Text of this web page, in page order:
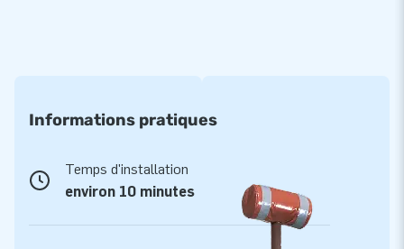
- Un design réaliste qui attire les regards
êtes sûr de proposer un produit diversifié et apprécié de
tous!
Informations pratiques
Temps d'installation
environ 10 minutes